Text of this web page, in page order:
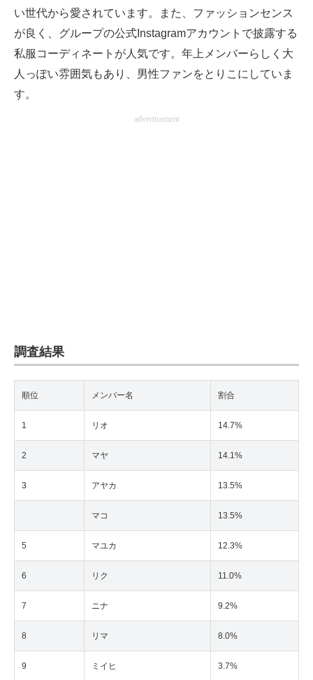
建設×テクノロジーの最前線
い世代から愛されています。また、ファッションセンス
が良く、グループの公式Instagramアカウントで披露する
私服コーディネートが人気です。年上メンバーらしく大
人っぽい雰囲気もあり、男性ファンをとりこにしていま
す。
advertisement
調査結果
順位 メンバー名 割合
1 リオ 14.7%
2 マヤ 14.1%
3 アヤカ 13.5%
マコ 13.5%
5 マユカ 12.3%
6 リク 11.0%
7 ニナ 9.2%
8 リマ 8.0%
9 ミイヒ 3.7%